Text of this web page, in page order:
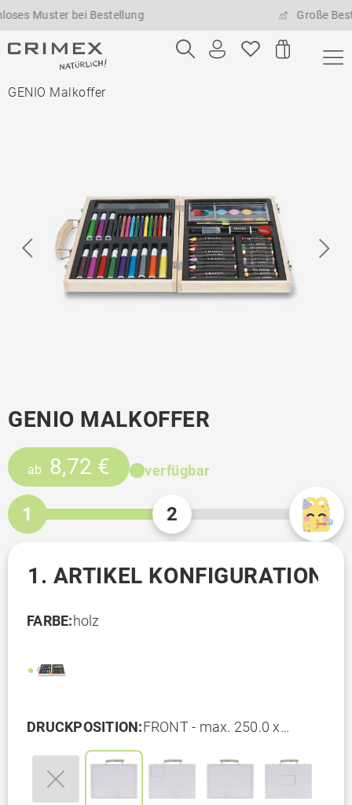
bei Bestellung Große
GENIO Malkoffer
GENIO MALKOFFER
ab 8,72 € verfügbar
1 2
1. ARTIKEL KONFIGURATION
FARBE:holz
DRUCKPOSITION:FRONT - max. 250.0 x